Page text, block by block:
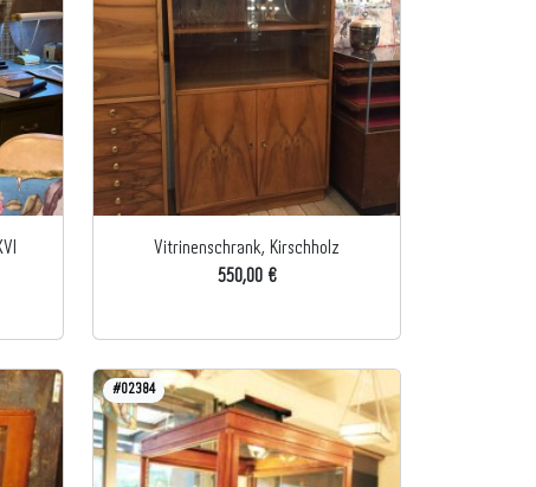
Vitrinenschrank, Kirschholz
550,00 €
#02384